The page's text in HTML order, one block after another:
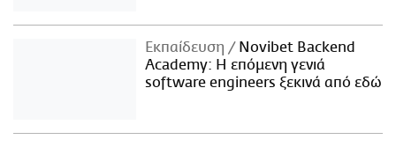
Εκπαίδευση
Novibet Backend
Academy: Η επόμενη γενιά
software engineers ξεκινά από εδώ